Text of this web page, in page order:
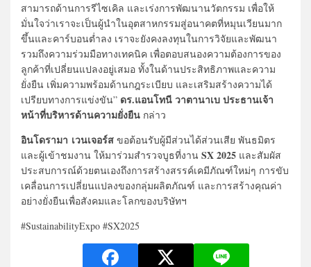
สามารถด้านการรีไซเคิล และเร่งการพัฒนานวัตกรรม เพื่อให้
มั่นใจว่าเราจะเป็นผู้นำในอุตสาหกรรมสู่อนาคตที่หมุนเวียนมาก
ขึ้นและคาร์บอนต่ำลง เราจะยังคงลงทุนในการวิจัยและพัฒนา
รวมถึงความร่วมมือทางเทคนิค เพื่อตอบสนองความต้องการของ
ลูกค้าที่เปลี่ยนแปลงอยู่เสมอ ทั้งในด้านประสิทธิภาพและความ
ยั่งยืน เพิ่มความพร้อมด้านกฎระเบียบ และเสริมสร้างความได้
เปรียบทางการแข่งขัน” ดร.แอนโทนี วาตานาเบ ประธานเจ้า
หน้าที่บริหารด้านความยั่งยืน กล่าว
อินโดรามา เวนเจอร์ส ขอต้อนรับผู้มีส่วนได้ส่วนเสีย พันธมิตร
และผู้เข้าชมงาน ให้มาร่วมสำรวจบูธที่งาน SX 2025 และสัมผัส
ประสบการณ์ด้วยตนเองถึงการสร้างสรรค์เคมีภัณฑ์ใหม่ๆ การขับ
เคลื่อนการเปลี่ยนแปลงของกลุ่มผลิตภัณฑ์ และการสร้างคุณค่า
อย่างยั่งยืนเพื่อสังคมและโลกของบริษัทฯ
#SustainabilityExpo #SX2025